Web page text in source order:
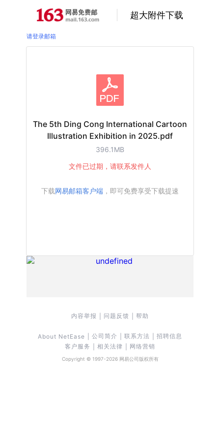
超大附件下载
请登录邮箱
The 5th Ding Cong International Cartoon
Illustration Exhibition in 2025.pdf
396.1MB
文件已过期，请联系发件人
下载网易邮箱客户端 ，即可免费享受下载提速
内容举报 问题反馈 帮助
About NetEase 公司简介 联系方法
招聘信息
客户服务
相关法律 网络营销
Copyright © 1997-2026网易公司版权所有